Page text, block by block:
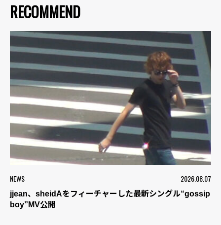
RECOMMEND
NEWS 2026.08.07
jjean、sheidAをフィーチャーした最新シングル“gossip
boy”MV公開